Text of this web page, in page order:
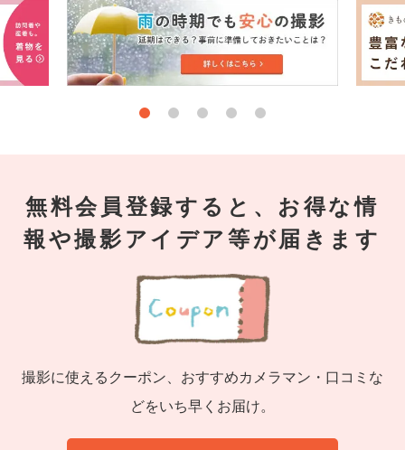
無料会員登録すると、お得な情
報や撮影アイデア等が届きます
撮影に使えるクーポン、おすすめカメラマン・口コミな
どをいち早くお届け。